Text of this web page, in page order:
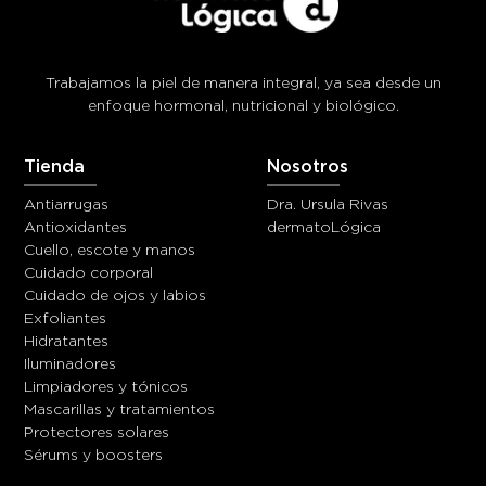
Trabajamos la piel de manera integral, ya sea desde un
enfoque hormonal, nutricional y biológico.
Tienda
Antiarrugas
Antioxidantes
Cuello, escote y manos
Cuidado corporal
Cuidado de ojos y labios
Exfoliantes
Hidratantes
Iluminadores
Limpiadores y tónicos
Mascarillas y tratamientos
Protectores solares
Sérums y boosters
Nosotros
Dra. Ursula Rivas
dermatoLógica